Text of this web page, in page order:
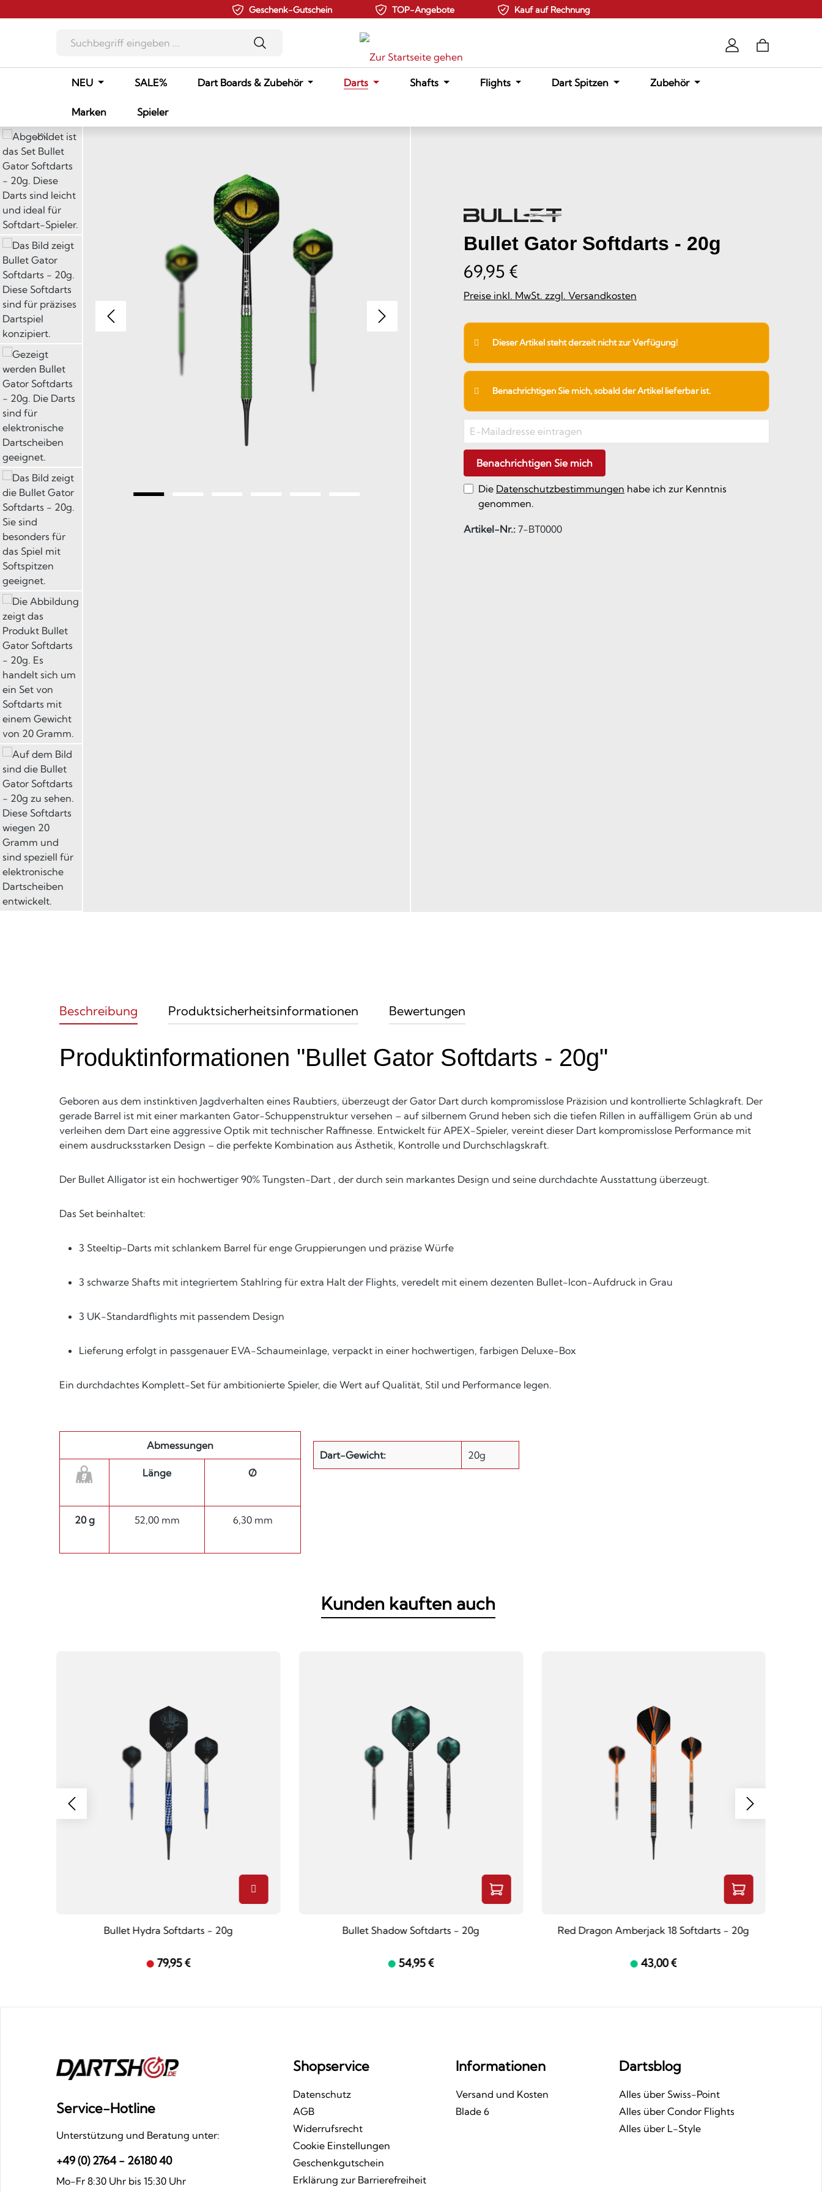
Geschenk-Gutschein TOP-Angebote Kauf auf Rechnung
NEU SALE% Dart Boards & Zubehör Darts Shafts Flights Dart Spitzen Zubehör
Marken
Spieler
Bildergalerie überspringen
Bullet Gator Softdarts - 20g
69,95 €
Preise inkl. MwSt. zzgl. Versandkosten
Dieser Artikel steht derzeit nicht zur Verfügung!
Benachrichtigen Sie mich, sobald der Artikel lieferbar ist.
Benachrichtigen Sie mich
Die Datenschutzbestimmungen habe ich zur Kenntnis
genommen.
Artikel-Nr.: 7-BT0000
Beschreibung Produktsicherheitsinformationen Bewertungen
Produktinformationen "Bullet Gator Softdarts - 20g"
Geboren aus dem instinktiven Jagdverhalten eines Raubtiers, überzeugt der Gator Dart durch kompromisslose Präzision und kontrollierte Schlagkraft. Der
gerade Barrel ist mit einer markanten Gator-Schuppenstruktur versehen – auf silbernem Grund heben sich die tiefen Rillen in auffälligem Grün ab und
verleihen dem Dart eine aggressive Optik mit technischer Raffinesse. Entwickelt für APEX-Spieler, vereint dieser Dart kompromisslose Performance mit
einem ausdrucksstarken Design – die perfekte Kombination aus Ästhetik, Kontrolle und Durchschlagskraft.
Der Bullet Alligator ist ein hochwertiger 90% Tungsten-Dart , der durch sein markantes Design und seine durchdachte Ausstattung überzeugt.
Das Set beinhaltet:
3 Steeltip-Darts mit schlankem Barrel für enge Gruppierungen und präzise Würfe
3 schwarze Shafts mit integriertem Stahlring für extra Halt der Flights, veredelt mit einem dezenten Bullet-Icon-Aufdruck in Grau
3 UK-Standardflights mit passendem Design
Lieferung erfolgt in passgenauer EVA-Schaumeinlage, verpackt in einer hochwertigen, farbigen Deluxe-Box
Ein durchdachtes Komplett-Set für ambitionierte Spieler, die Wert auf Qualität, Stil und Performance legen.
Abmessungen
Länge Ø
20 g 52,00 mm 6,30 mm
Dart-Gewicht: 20g
Kunden kauften auch
Bullet Hydra Softdarts - 20g
79,95 €
Bullet Shadow Softdarts - 20g
54,95 €
Red Dragon Amberjack 18 Softdarts - 20g
43,00 €
Service-Hotline
Unterstützung und Beratung unter:
+49 (0) 2764 - 26180 40
Mo-Fr 8:30 Uhr bis 15:30 Uhr
Shopservice
Datenschutz
AGB
Widerrufsrecht
Cookie Einstellungen
Geschenkgutschein
Erklärung zur Barrierefreiheit
Informationen
Versand und Kosten
Blade 6
Dartsblog
Alles über Swiss-Point
Alles über Condor Flights
Alles über L-Style